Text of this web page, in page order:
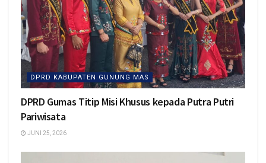
DPRD KABUPATEN GUNUNG MAS
DPRD Gumas Titip Misi Khusus kepada Putra Putri
Pariwisata
JUNI 25, 2026